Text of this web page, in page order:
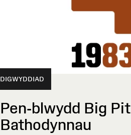
DIGWYDDIAD
Pen-blwydd Big
Bathodynnau⁠ ⁠